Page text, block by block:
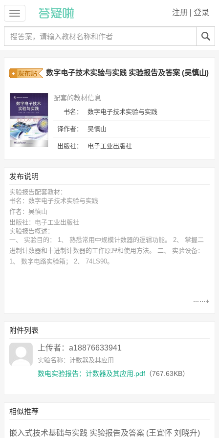
注册 登录
数字电子技术实验与实践 实验报告及答案 (吴慎山)
配套的教材信息
书名： 数字电子技术实验与实践
译作者： 吴慎山
出版社： 电子工业出版社
发布说明
实验报告配套教材：
书名：数字电子技术实验与实践
作者：吴慎山
出版社：电子工业出版社
实验报告概述：
一、 实验目的： 1、 熟悉常用中规模计数器的逻辑功能。 2、 掌握二
进制计数器和十进制计数器的工作原理和使用方法。 二、 实验设备：
1、 数字电路实验箱； 2、 74LS90。
附件列表
上传者：a18876633941
实验名称：计数器及其应用
数电实验报告：计数器及其应用.pdf （767.63KB）
相似推荐
嵌入式技术基础与实践 实验报告及答案 (王宜怀 刘晓升)